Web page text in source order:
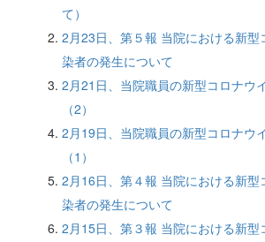
て）
2月23日、第５報 当院における新型
染者の発生について
2月21日、当院職員の新型コロナウ
（2）
2月19日、当院職員の新型コロナウ
（1）
2月16日、第４報 当院における新型
染者の発生について
2月15日、第３報 当院における新型